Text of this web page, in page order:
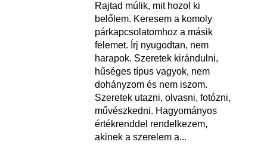
Rajtad múlik, mit hozol ki
belőlem. Keresem a komoly
párkapcsolatomhoz a másik
felemet. Írj nyugodtan, nem
harapok. Szeretek kirándulni,
hűséges típus vagyok, nem
dohányzom és nem iszom.
Szeretek utazni, olvasni, fotózni,
művészkedni. Hagyományos
értékrenddel rendelkezem,
akinek a szerelem a...